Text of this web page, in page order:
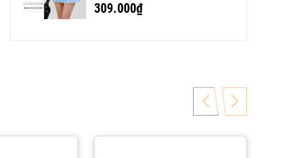
309.000₫